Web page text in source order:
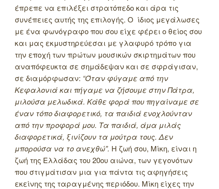
έπρεπε να επιλέξει στρατόπεδο και άρα τις
συνέπειες αυτής της επιλογής. Ο ίδιος μεγάλωσες
με ένα φωνόγραφο που σου είχε φέρει ο θείος σου
και μας εκμυστηρεύεσαι με γλαφυρό τρόπο για
την εποχή των πρώτων μουσικών σκιρτημάτων που
αναπόφευκτα σε σημάδεψαν και σε σφράγισαν,
σε διαμόρφωσαν: “Όταν φύγαμε από την
Κεφαλονιά και πήγαμε να ζήσουμε στην Πάτρα,
μιλούσα μελωδικά. Κάθε φορά που πηγαίναμε σε
έναν τόπο διαφορετικό, τα παιδιά ενοχλούνταν
από την προφορά μου. Τα παιδιά, άμα μιλάς
διαφορετικά, ξινίζουν τα μούτρα τους. Δεν
μπορούσα να το ανεχθώ”. Η ζωή σου, Μίκη, είναι η
ζωή της Ελλάδας του 20ου αιώνα, των γεγονότων
που στιγμάτισαν μια για πάντα τις αφηγήσεις
εκείνης της ταραγμένης περιόδου. Μίκη είχες την